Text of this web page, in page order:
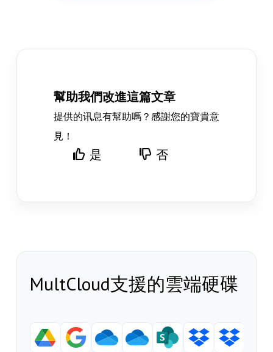
幫助我們改進這篇文章
提供的讯息有幫助嗎？感謝您的寶貴意
見！
是 否
MultCloud支援的雲端硬碟